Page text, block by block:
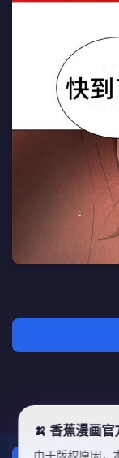
🍌 香蕉漫画官